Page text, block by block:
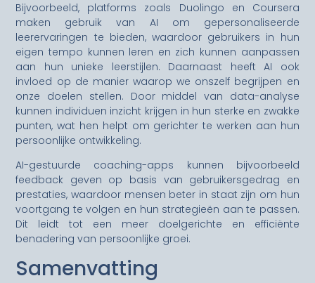
Bijvoorbeeld, platforms zoals Duolingo en Coursera
maken gebruik van AI om gepersonaliseerde
leerervaringen te bieden, waardoor gebruikers in hun
eigen tempo kunnen leren en zich kunnen aanpassen
aan hun unieke leerstijlen. Daarnaast heeft AI ook
invloed op de manier waarop we onszelf begrijpen en
onze doelen stellen. Door middel van data-analyse
kunnen individuen inzicht krijgen in hun sterke en zwakke
punten, wat hen helpt om gerichter te werken aan hun
persoonlijke ontwikkeling.
AI-gestuurde coaching-apps kunnen bijvoorbeeld
feedback geven op basis van gebruikersgedrag en
prestaties, waardoor mensen beter in staat zijn om hun
voortgang te volgen en hun strategieën aan te passen.
Dit leidt tot een meer doelgerichte en efficiënte
benadering van persoonlijke groei.
Samenvatting